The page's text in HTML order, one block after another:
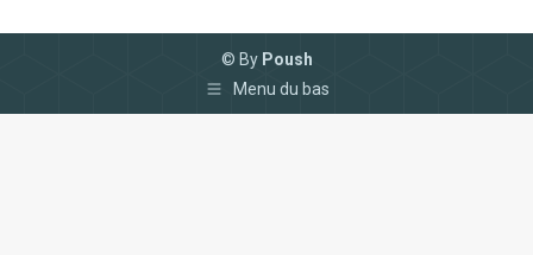
© By Poush
Menu du bas